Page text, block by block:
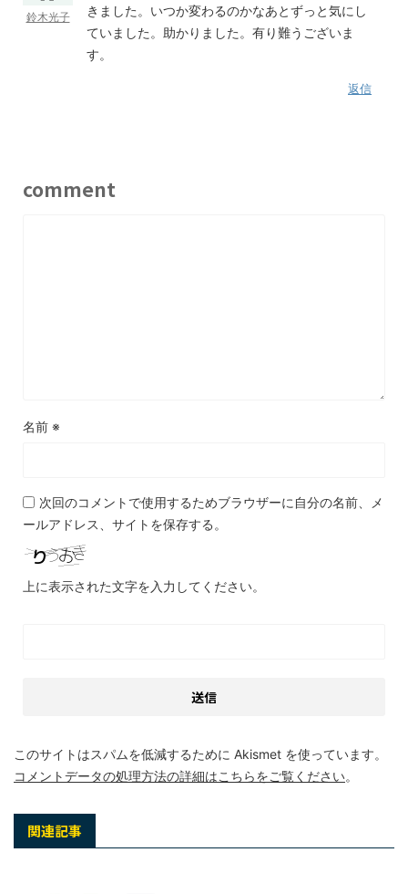
鈴木光子
きました。いつか変わるのかなあとずっと気にし
ていました。助かりました。有り難うございま
す。
返信
comment
名前 ※
次回のコメントで使用するためブラウザーに自分の名前、メ
ールアドレス、サイトを保存する。
上に表示された文字を入力してください。
このサイトはスパムを低減するために Akismet を使っています。
コメントデータの処理方法の詳細はこちらをご覧ください。
関連記事